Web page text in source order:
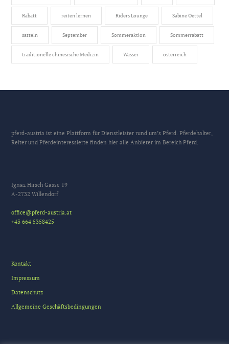
Rabatt reiten lernen Riders Lounge Sabine Oettel
satteln September Sommeraktion Sommerrabatt
traditionelle chinesische Medizin Wasser österreich
pferd-austria ist eine Plattform für Dienstleister rund um’s Pferd. Pferdehalter,
Reiter und Pferdeinteressierte finden hier alle Anbieter im Bereich Pferd.
Ignaz Hirsch Gasse 19
A-2732 Willendorf
office@pferd-austria.at
+43 664 5358425
Kontakt
Impressum
Datenschutz
Allgemeine Geschäftsbedingungen